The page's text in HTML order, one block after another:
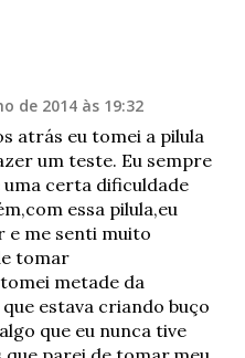
de 2014 às 19:32
atrás eu tomei a pilula
um teste. Eu sempre
certa dificuldade
essa pilula,eu
e me senti muito
tomar
metade da
estava criando buço
que eu nunca tive